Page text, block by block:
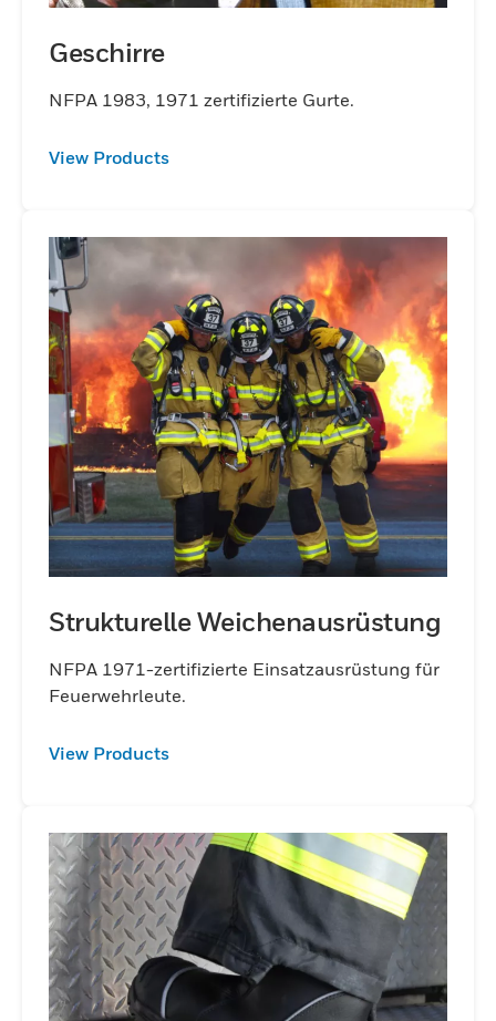
Geschirre
NFPA 1983, 1971 zertifizierte Gurte.
View Products
Strukturelle Weichenausrüstung
NFPA 1971-zertifizierte Einsatzausrüstung für
Feuerwehrleute.
View Products